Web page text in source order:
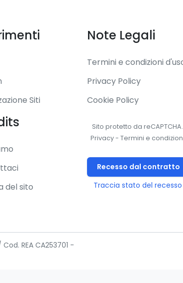
Siti
del sito
Note Legali
Termini e condizioni
Privacy Policy
Cookie Policy
Sito protetto da reCAPTCHA.
Privacy-Termini e
Recesso dal contratto
Traccia stato del recesso
REA CA253701 -